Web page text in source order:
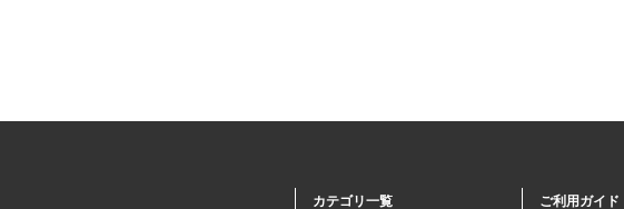
カテゴリ一覧 ご利用ガイド